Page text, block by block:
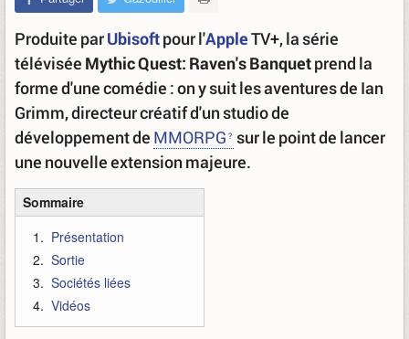
Produite parUbisoftpour l'AppleTV+, la série
télévisée Mythic Quest: Raven's Banquetprend la
forme d'une comédie : on y suit les aventures de Ian
Grimm, directeur créatif d'un studio de
développement de MMORPG sur le point de lancer
une nouvelle extension majeure.
Sommaire
Présentation
Sortie
Sociétés liées
Vidéos